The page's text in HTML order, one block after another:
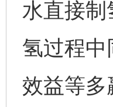
水直接
氢过程
效益等多